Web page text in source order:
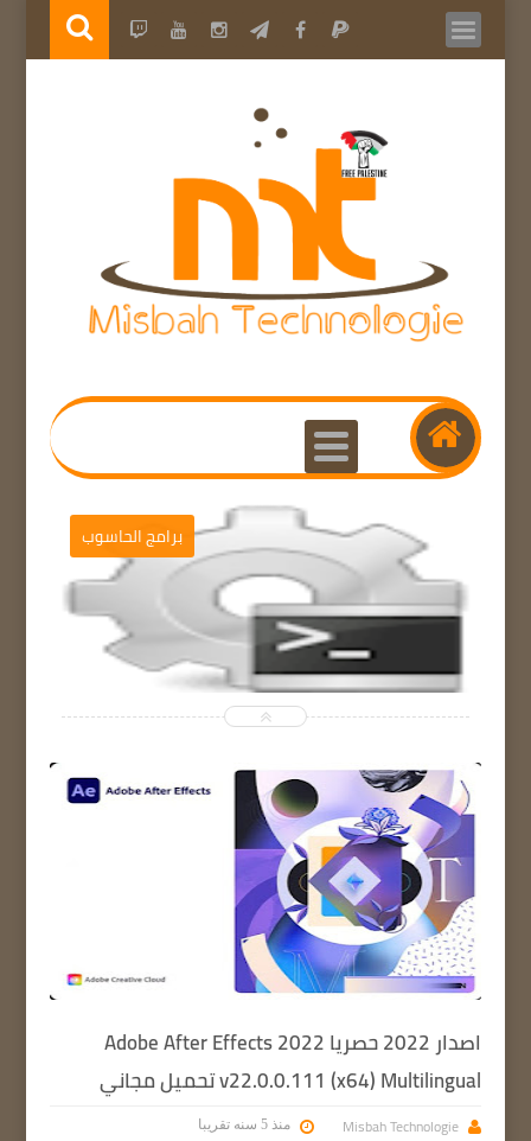
برامج الحاسوب
اصدار 2022 حصريا Adobe After Effects 2022
v22.0.0.111 (x64) Multilingual تحميل مجاني
Misbah Technologie منذ 5 سنه تقريبا